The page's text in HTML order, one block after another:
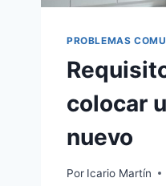
PROBLEMAS
colocar
nuevo
Por Icario Martín